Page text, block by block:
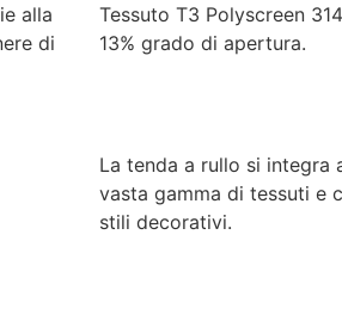
alla
di
Tessuto T3 Polyscreen 314
13% grado di apertura.
La tenda a rullo si integra
vasta gamma di tessuti e
stili decorativi.